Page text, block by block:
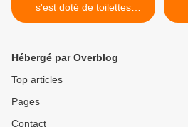
s'est doté de toilettes
sèches
Hébergé par Overblog
Top articles
Pages
Contact